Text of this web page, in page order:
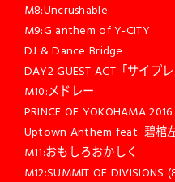
M8:Uncrushable
M9:G anthem of Y-CITY
DJ & Dance Bridge
DAY2 GUEST ACT「サイプ
M10:メドレー
PRINCE OF YOKOHAMA 2016
Uptown Anthem feat. 碧棺
M11:おもしろおかしく
M12:SUMMIT OF DIVISIONS